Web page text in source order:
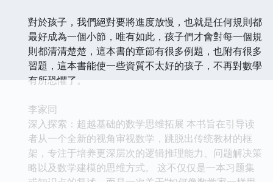
對於孩子，我們絕對要將進度放慢，也就是任何規則都
最好成為一個小節，唯有如此，孩子們才會對每一個規
則都清清楚楚，這本書的章節有很多例題，也附有很多
習題，這本書能使一些資質不太好的孩子，不再對數學
有所恐懼了。
李家同
深入探索：超越基础的数学思维拓展 本书旨在引导读
者从一个全新的视角审视数学，跳脱出传统教材的框
架，专注于培养更深层次的逻辑推理能力、问题解决策
略以及数学建模的思维方式。 这不仅仅是一本习题集